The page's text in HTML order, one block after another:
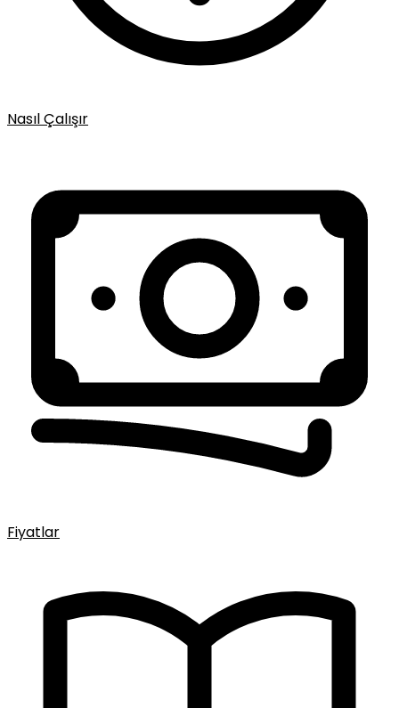
Nasıl Çalışır
Fiyatlar